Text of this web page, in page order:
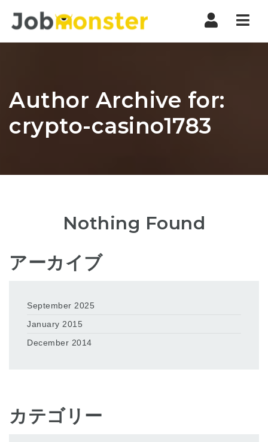
Author Archive for:
crypto-casino1783
Nothing Found
アーカイブ
September 2025
January 2015
December 2014
カテゴリー